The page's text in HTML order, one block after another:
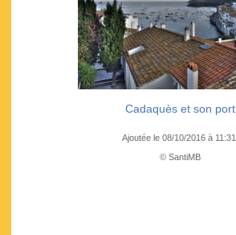
Cadaquès et son port
Ajoutée le 08/10/2016 à 11:31
© SantiMB